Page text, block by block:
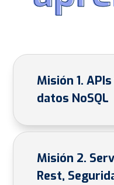
Misión 1.
datos NoSQL
Misión 2.
Rest,